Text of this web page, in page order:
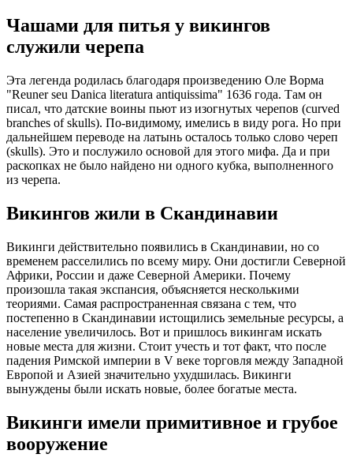
Чашами для питья у викингов
служили черепа
Эта легенда родилась благодаря произведению Оле Ворма
"Reuner seu Danica literatura antiquissima" 1636 года. Там он
писал, что датские воины пьют из изогнутых черепов (curved
branches of skulls). По-видимому, имелись в виду рога. Но при
дальнейшем переводе на латынь осталось только слово череп
(skulls). Это и послужило основой для этого мифа. Да и при
раскопках не было найдено ни одного кубка, выполненного
из черепа.
Викингов жили в Скандинавии
Викинги действительно появились в Скандинавии, но со
временем расселились по всему миру. Они достигли Северной
Африки, России и даже Северной Америки. Почему
произошла такая экспансия, объясняется несколькими
теориями. Самая распространенная связана с тем, что
постепенно в Скандинавии истощились земельные ресурсы, а
население увеличилось. Вот и пришлось викингам искать
новые места для жизни. Стоит учесть и тот факт, что после
падения Римской империи в V веке торговля между Западной
Европой и Азией значительно ухудшилась. Викинги
вынуждены были искать новые, более богатые места.
Викинги имели примитивное и грубое
вооружение